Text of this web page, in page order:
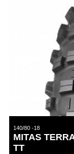
140/80 -18
MITAS
TT